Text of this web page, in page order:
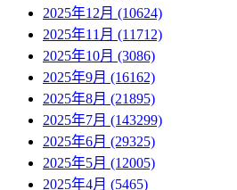
2025年12月 (10624)
2025年11月 (11712)
2025年10月 (3086)
2025年9月 (16162)
2025年8月 (21895)
2025年7月 (143299)
2025年6月 (29325)
2025年5月 (12005)
2025年4月 (5465)